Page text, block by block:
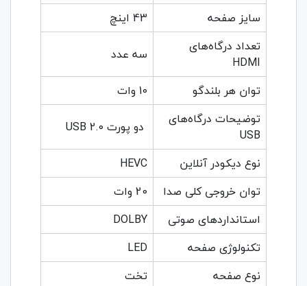
سایز صفحه
43 اینچ
تعداد درگاه‌های
HDMI
سه عدد
توان هر بلندگو
10 وات
توضیحات درگاه‌های
USB
دو پورت USB 2.0
نوع دیکودر آنلاین
HEVC
توان خروجی کلی صدا
20 وات
استانداردهای صوتی
DOLBY
تکنولوژی صفحه
LED
نوع صفحه
تخت